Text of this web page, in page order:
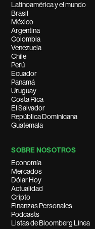
Latinoamérica y el mundo
Brasil
México
Argentina
Colombia
Venezuela
Chile
Perú
Ecuador
Panamá
Uruguay
Costa Rica
El Salvador
República Dominicana
Guatemala
SOBRE NOSOTROS
Economía
Mercados
Dólar Hoy
Actualidad
Cripto
Finanzas Personales
Podcasts
Listas de Bloomberg Línea